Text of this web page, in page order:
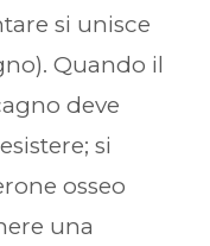
si unisce
Quando il
deve
si
osseo
una